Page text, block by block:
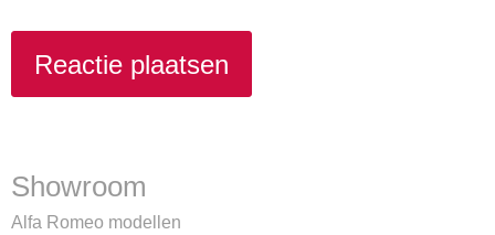
Showroom
Alfa Romeo modellen